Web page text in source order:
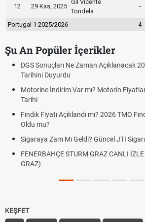
12 29 Kas, 2025
Gil Vicente
Tondela
-
Portugal 1 2025/2026 4
Şu An Popüler İçerikler
DGS Sonuçları Ne Zaman Açıklanacak
Tarihini Duyurdu
Motorine İndirim Var mı? Motorin
Tarihi
Fındık Fiyatı Açıklandı mı? 2026 TMO
Oldu mu?
Sigaraya Zam Mı Geldi? Güncel JTI
FENERBAHÇE STURM GRAZ CANLI
GRAZ)
KEŞFET